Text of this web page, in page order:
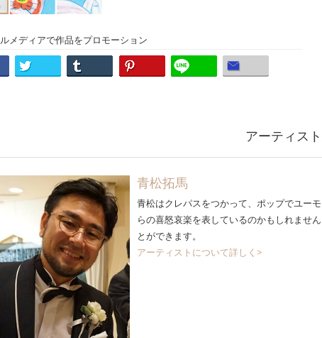
メディアで作品をプロモーション
アーティス
青松拓馬
青松はクレパスをつかって、ポップでユー
らの喜怒哀楽を表しているのかもしれませ
とができます。
アーティストについて詳しく>